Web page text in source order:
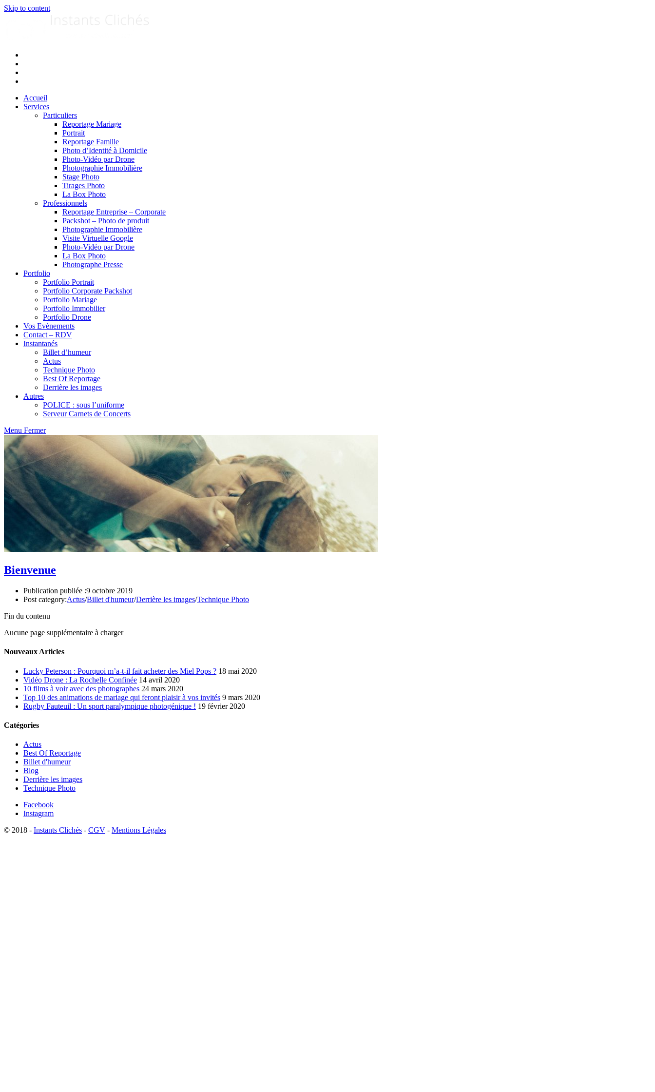
Skip to content
Accueil
Services
Particuliers
Reportage Mariage
Portrait
Reportage Famille
Photo d’Identité à Domicile
Photo-Vidéo par Drone
Photographie Immobilière
Stage Photo
Tirages Photo
La Box Photo
Professionnels
Reportage Entreprise – Corporate
Packshot – Photo de produit
Photographie Immobilière
Visite Virtuelle Google
Photo-Vidéo par Drone
La Box Photo
Photographe Presse
Portfolio
Portfolio Portrait
Portfolio Corporate Packshot
Portfolio Mariage
Portfolio Immobilier
Portfolio Drone
Vos Evènements
Contact – RDV
Instantanés
Billet d’humeur
Actus
Technique Photo
Best Of Reportage
Derrière les images
Autres
POLICE : sous l’uniforme
Serveur Carnets de Concerts
Menu Fermer
Bienvenue
Publication publiée :9 octobre 2019
Post category:Actus/Billet d'humeur/Derrière les images/Technique Photo
Fin du contenu
Aucune page supplémentaire à charger
Nouveaux Articles
Lucky Peterson : Pourquoi m’a-t-il fait acheter des Miel Pops ? 18 mai 2020
Vidéo Drone : La Rochelle Confinée 14 avril 2020
10 films à voir avec des photographes 24 mars 2020
Top 10 des animations de mariage qui feront plaisir à vos invités 9 mars 2020
Rugby Fauteuil : Un sport paralympique photogénique ! 19 février 2020
Catégories
Actus
Best Of Reportage
Billet d'humeur
Blog
Derrière les images
Technique Photo
Facebook
Instagram
© 2018 - Instants Clichés - CGV - Mentions Légales